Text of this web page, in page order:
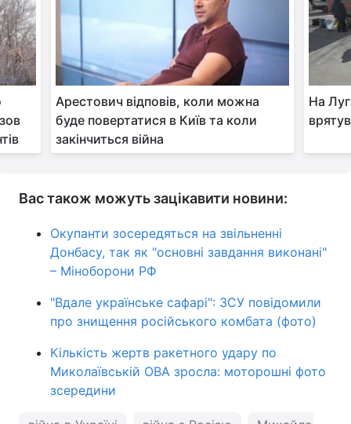
Арестович відповів, коли можна
буде повертатися в Київ та коли
закінчиться війна
На
Вас також можуть зацікавити новини:
Окупанти зосередяться на звільненні
Донбасу, так як "основні завдання виконані"
– Міноборони РФ
"Вдале українське сафарі": ЗСУ повідомили
про знищення російського комбата (фото)
Кількість жертв ракетного удару по
Миколаївській ОВА зросла: моторошні фото
зсередини